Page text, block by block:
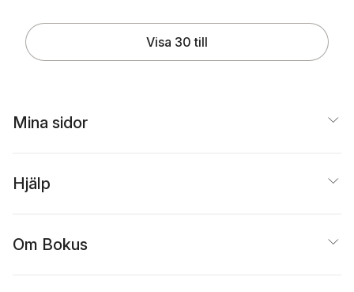
Visa 30 till
Mina sidor
Hjälp
Om Bokus